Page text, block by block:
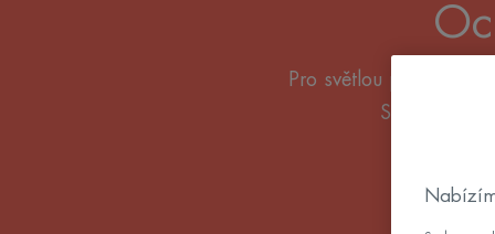
Pro světlou pokožku,
SPF 30,